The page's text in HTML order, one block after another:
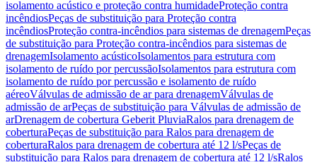
isolamento acústico e proteção contra humidadeProteção contra
incêndiosPeças de substituição para Proteção contra
incêndiosProteção contra-incêndios para sistemas de drenagemPeças
de substituição para Proteção contra-incêndios para sistemas de
drenagemIsolamento acústicoIsolamentos para estrutura com
isolamento de ruído por percussãoIsolamentos para estrutura com
isolamento de ruído por percussão e isolamento de ruído
aéreoVálvulas de admissão de ar para drenagemVálvulas de
admissão de arPeças de substituição para Válvulas de admissão de
arDrenagem de cobertura Geberit PluviaRalos para drenagem de
coberturaPeças de substituição para Ralos para drenagem de
coberturaRalos para drenagem de cobertura até 12 l/sPeças de
substituição para Ralos para drenagem de cobertura até 12 l/sRalos